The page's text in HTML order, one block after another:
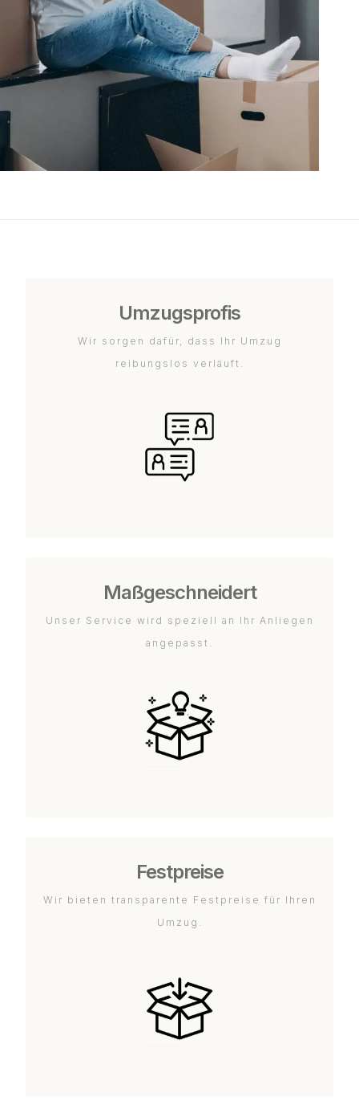
Umzugsprofis
Wir sorgen dafür, dass Ihr Umzug
reibungslos verläuft.
Maßgeschneidert
Unser Service wird speziell an Ihr Anliegen
angepasst.
Festpreise
Wir bieten transparente Festpreise für Ihren
Umzug.